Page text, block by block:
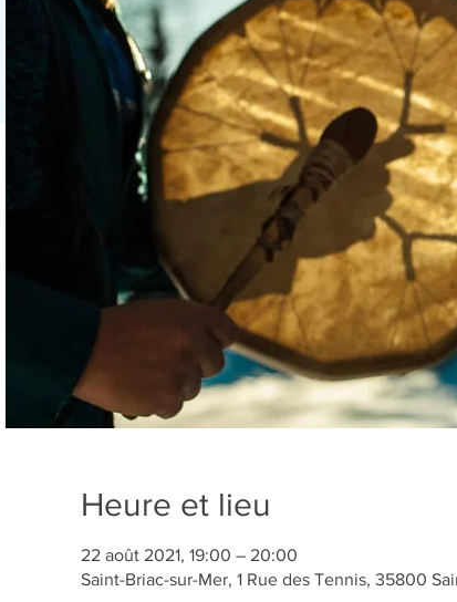
Heure et lieu
22 août 2021, 19:00 – 20:00
Saint-Briac-sur-Mer, 1 Rue des Tennis, 35800